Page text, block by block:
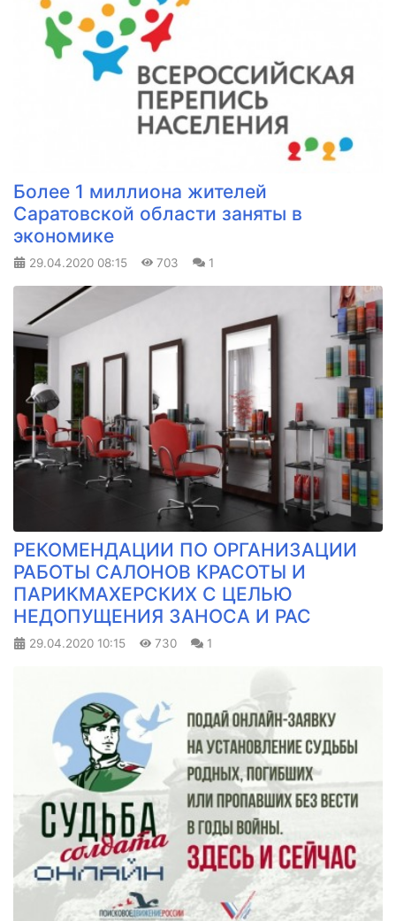
Более 1 миллиона жителей
Саратовской области заняты в
экономике
29.04.2020 08:15 703 1
РЕКОМЕНДАЦИИ ПО ОРГАНИЗАЦИИ
РАБОТЫ САЛОНОВ КРАСОТЫ И
ПАРИКМАХЕРСКИХ С ЦЕЛЬЮ
НЕДОПУЩЕНИЯ ЗАНОСА И РАС
29.04.2020 10:15 730 1